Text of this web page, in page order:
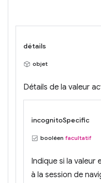
détails
objet
Détails de la valeur
incognitoSpecific
booléen facultatif
Indique si la
à la session de